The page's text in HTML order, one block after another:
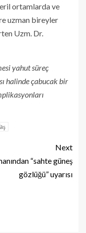
ortamlarda ve
uzman bireyler
Uzm. Dr.
yahut süreç
halinde çabucak bir
Next
“sahte güneş
gözlüğü” uyarısı